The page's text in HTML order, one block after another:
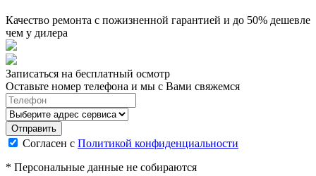
Качество ремонта с пожизненной гарантией и до 50% дешевле
чем у дилера
Записаться на бесплатный осмотр
Оставьте номер телефона и мы с Вами свяжемся
Согласен с Политикой конфиденциальности
* Персональные данные не собираются